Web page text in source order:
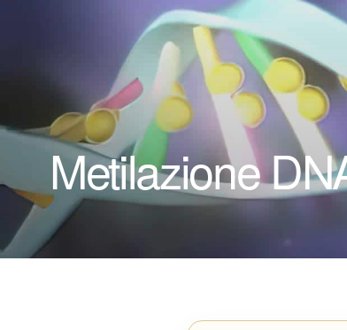
Metilazione